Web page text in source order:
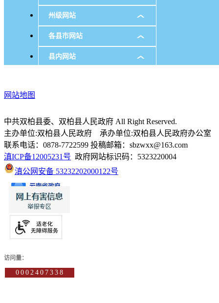
州级网站
各县市网站
县内网站
网站地图
中共双柏县委、双柏县人民政府 All Right Reserved.
主办单位:双柏县人民政府 承办单位:双柏县人民政府办公室
联系电话：0878-7722599 投稿邮箱：sbzwxx@163.com
滇ICP备12005231号 政府网站标识码：5323220004
滇公网安备 53232202000122号
访问量：
0002407338